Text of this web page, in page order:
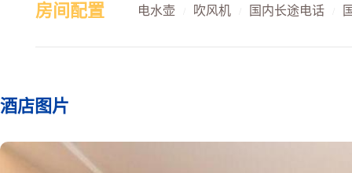
房间配置 电水壶 吹风机 国内长途电话
酒店图片